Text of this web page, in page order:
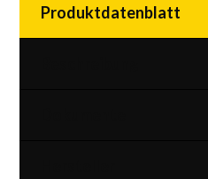
Produktdatenblatt